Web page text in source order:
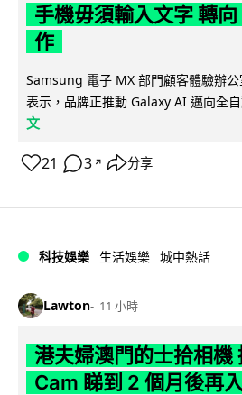
手機毋須輸入文字 轉
作
Samsung 電子 MX 部門顧客體驗辦
表示，品牌正推動 Galaxy AI 邁向全
文
21 3 ↗ 分享
科技娛樂 生活娛樂 城中熱話
Lawton 11 小時
港夫婦澳門的士拾相機
Cam 睇到 2 個月後再